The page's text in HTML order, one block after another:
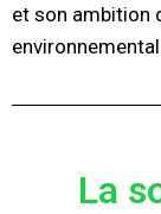
et son ambition
La